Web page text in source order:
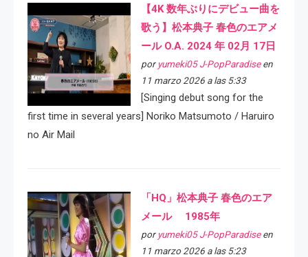
【4K 数年ぶりにデビュー曲を
歌う】松本典子 春色のエアメ
ール O.A. 2024 年 02月 17日
por yumeki05 J-PopParadiseen
11 marzo 2026 a las 5:33
[Singing debut song for the
first time in several years] Noriko Matsumoto / Haruiro
no Air Mail
「HQ」松本典子 春色のエア
メール 1985年
por yumeki05 J-PopParadiseen
11 marzo 2026 a las 5:23